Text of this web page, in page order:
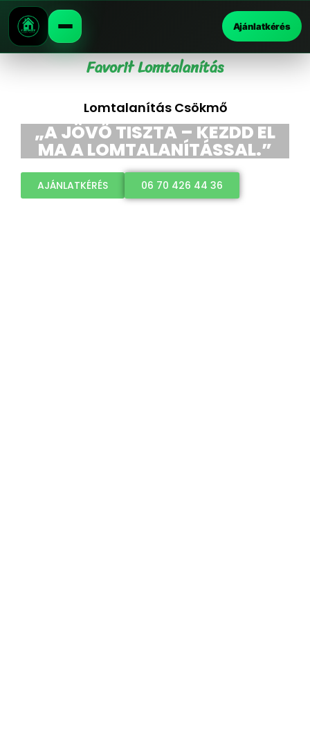
Ajánlatkérés
Favorit Lomtalanítás
Lomtalanítás Csökmő
„A JÖVŐ TISZTA – KEZDD EL
MA A LOMTALANÍTÁSSAL.”
AJÁNLATKÉRÉS 06 70 426 44 36